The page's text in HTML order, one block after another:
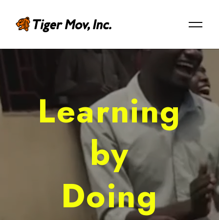
EN
ABOUT US
タイガーモブについて
Mission/Vision/Overview
ミッション / ビジョン / 会社概要
Learning
by
Doing